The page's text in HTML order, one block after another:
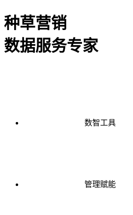
种草营销
数据服务专家
数智工具
管理赋能